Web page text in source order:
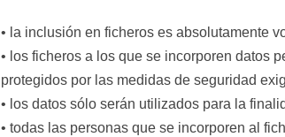
• la inclusión en ficheros es absolutamente
• los ficheros a los que se incorporen datos
protegidos por las medidas de seguridad
• los datos sólo serán utilizados para la
• todas las personas que se incorporen al